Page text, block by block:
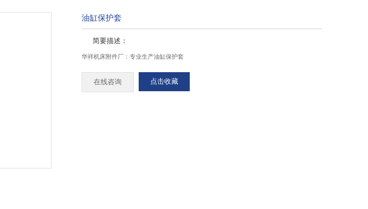
油缸保护套
简要描述：
华祥机床附件厂：专业生产油缸保护套
在线咨询 点击收藏